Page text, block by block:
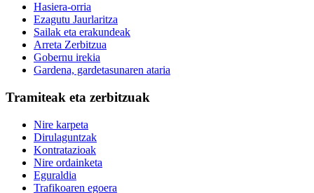
Hasiera-orria
Ezagutu Jaurlaritza
Sailak eta erakundeak
Arreta Zerbitzua
Gobernu irekia
Gardena, gardetasunaren ataria
Tramiteak eta zerbitzuak
Nire karpeta
Dirulaguntzak
Kontratazioak
Nire ordainketa
Eguraldia
Trafikoaren egoera